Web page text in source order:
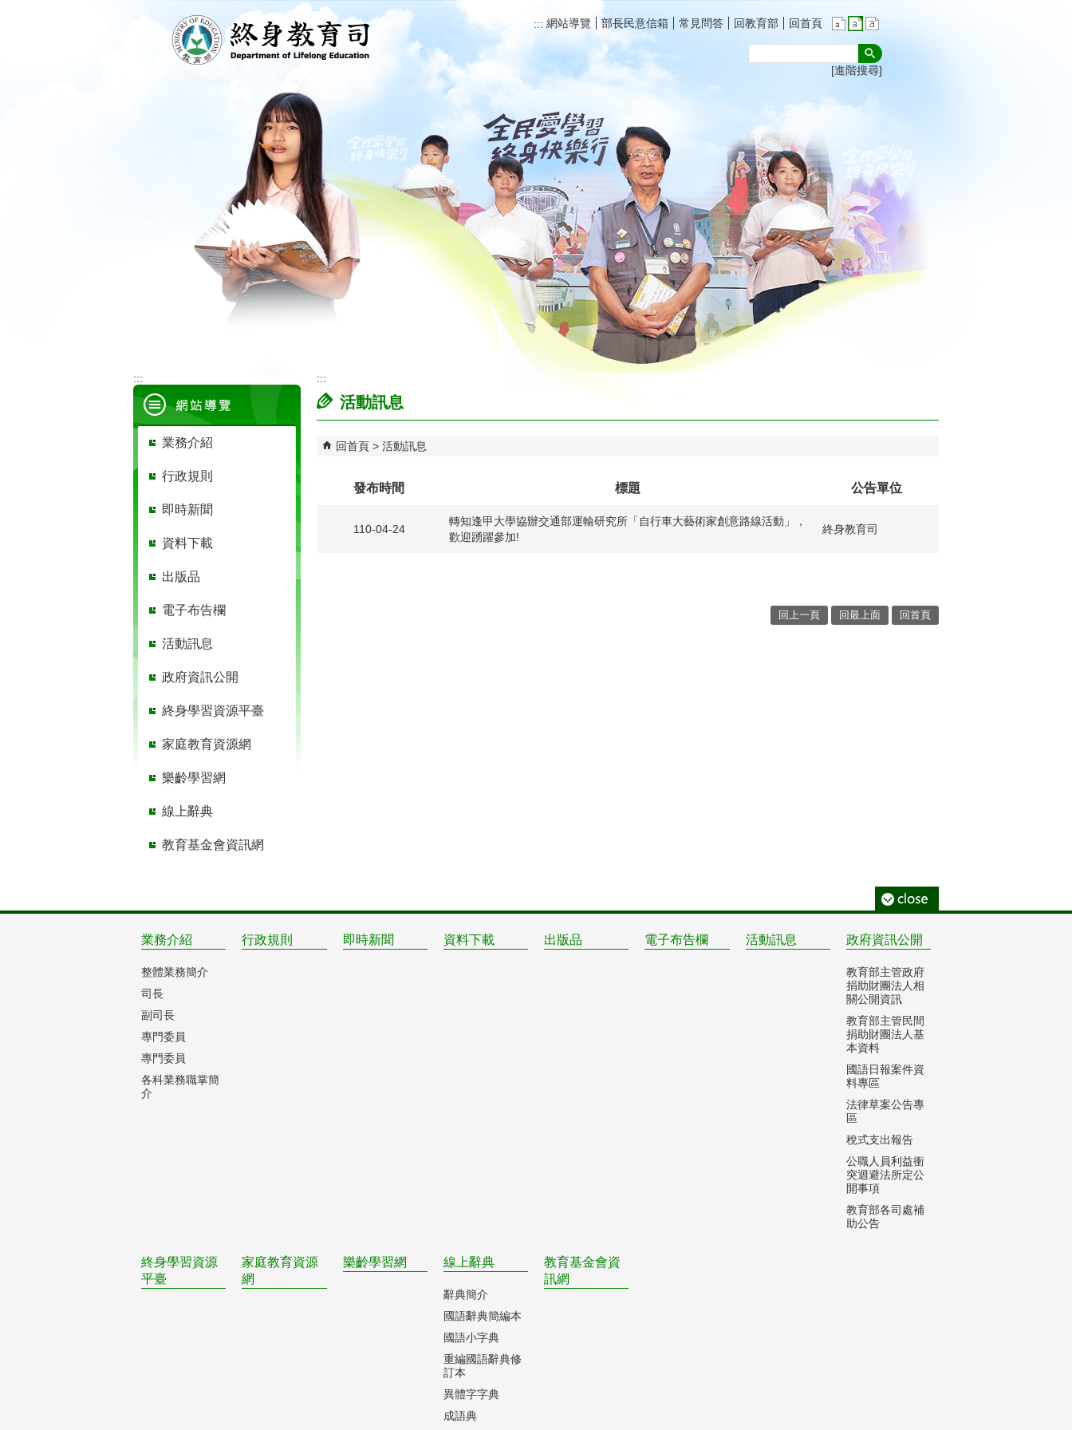
::: 網站導覽 部長民意信箱 常見問答 回教育部 回首頁
進階搜尋
:::
業務介紹
行政規則
即時新聞
資料下載
出版品
電子布告欄
活動訊息
政府資訊公開
終身學習資源平臺
家庭教育資源網
樂齡學習網
線上辭典
教育基金會資訊網
:::
活動訊息
回首頁 活動訊息
發布時間 標題 公告單位
110-04-24
轉知逢甲大學協辦交通部運輸研究所「自行車大藝術家創意路線活動」，
歡迎踴躍參加!
終身教育司
回上一頁 回最上面 回首頁
業務介紹
整體業務簡介
司長
副司長
專門委員
專門委員
各科業務職掌簡
介
行政規則 即時新聞 資料下載 出版品 電子布告欄 活動訊息 政府資訊公開
教育部主管政府
捐助財團法人相
關公開資訊
教育部主管民間
捐助財團法人基
本資料
國語日報案件資
料專區
法律草案公告專
區
稅式支出報告
公職人員利益衝
突迴避法所定公
開事項
教育部各司處補
助公告
終身學習資源
平臺
家庭教育資源
網
樂齡學習網 線上辭典
辭典簡介
國語辭典簡編本
國語小字典
重編國語辭典修
訂本
異體字字典
成語典
教育基金會資
訊網